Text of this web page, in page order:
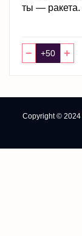
ты — ракета.
− +
Copyright © 2024